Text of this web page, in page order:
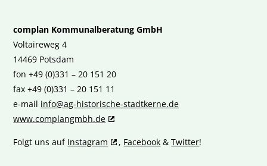
complan Kommunalberatung GmbH
Voltaireweg 4
14469 Potsdam
fon +49 (0)331 – 20 151 20
fax +49 (0)331 – 20 151 11
e-mail info@ag-historische-stadtkerne.de
www.complangmbh.de
Folgt uns auf Instagram , Facebook &Twitter!